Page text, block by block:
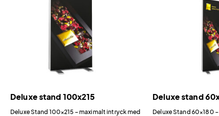
Deluxe stand 100x215
Deluxe Stand 100×215 – maximalt intryck med
Deluxe stand
Deluxe Stand 60×180